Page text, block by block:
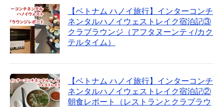
【ベトナム ハノイ旅行】インターコンチ
ネンタルハノイウェストレイク宿泊記③
クラブラウンジ（アフタヌーンティ/カク
テルタイム）
【ベトナム ハノイ旅行】インターコンチ
ネンタルハノイウェストレイク宿泊記②
朝食レポート（レストランとクラブラウ